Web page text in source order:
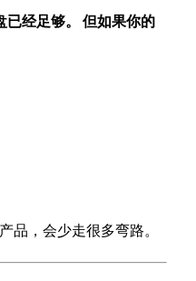
已经足够。 但如果你的
品，会少走很多弯路。